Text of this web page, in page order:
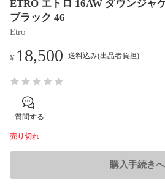
ETRO エトロ 16AW ダウンジャ
ブラック 46
Etro
¥ 18,500 送料込み(出品者負担)
質問する
売り切れ
購入手続きへ